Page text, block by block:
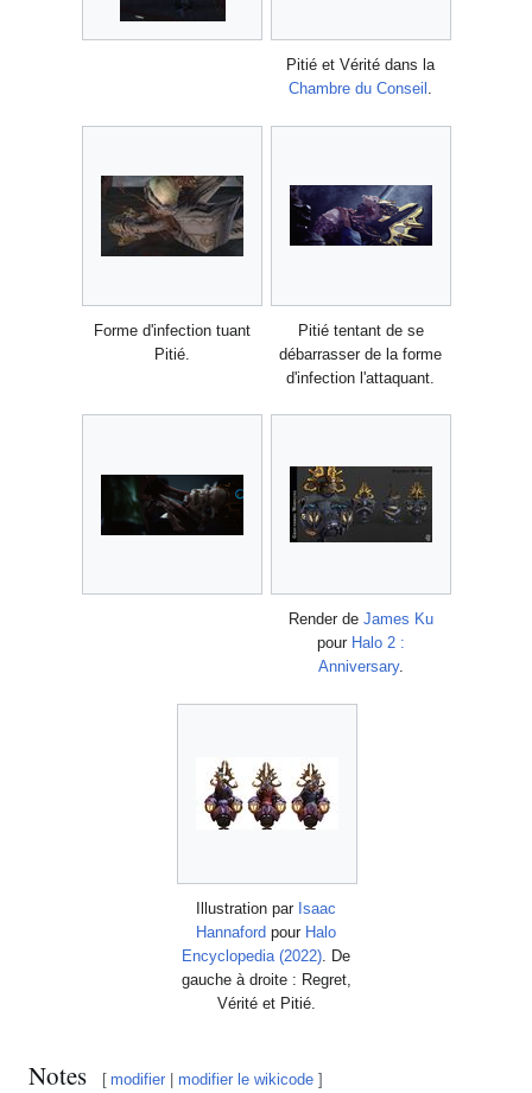
Pitié et Vérité dans la
Chambre du Conseil .
Forme d'infection tuant
Pitié.
Pitié tentant de se
débarrasser de la forme
d'infection l'attaquant.
Render de James Ku
pour Halo 2 :
Anniversary.
Illustration par Isaac
Hannaford pour Halo
Encyclopedia (2022) . De
gauche à droite : Regret,
Vérité et Pitié.
Notes [ modifier |modifier le wikicode ]